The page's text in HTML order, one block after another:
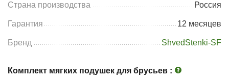
Страна производства Россия
Гарантия 12 месяцев
Бренд ShvedStenki-SF
Комплект мягких подушек для брусьев :